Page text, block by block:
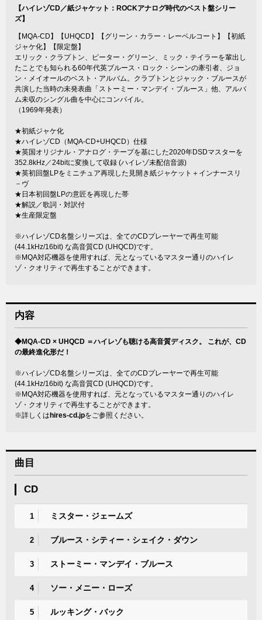
【ハイレゾCD／紙ジャケット：ROCKアナログ時代のベスト盤シリー
ズ】
【MQA-CD】【UHQCD】【グリーン・カラー・レーベルコート】【初紙
ジャケ化】【限定盤】
エリック・クラプトン、ピーター・グリーン、ミック・テイラーを輩出し
たことでも知られる60年代英ブルース・ロック・シーンの牽引者、ジョ
ン・メイオールのベスト・アルバム。クラプトンとジャック・ブルースが
共演した当時の未発表曲「ストーミー・マンデイ・ブルース」他、アルバ
ム未収のシングル曲を中心にコンパイル。
（1969年発表）
★初紙ジャケ化
★ハイレゾCD（MQA-CD+UHQCD）仕様
★英国オリジナル・アナログ・テープを基にした2020年DSDマスターを
352.8kHz／24bitに変換して収録 (ハイレゾ未配信音源)
★英初回盤LPをミニチュア再現した見開き紙ジャケット＋インナースリ
－ヴ
★日本初回盤LPの意匠を再現した帯
★解説／歌詞・対訳付
★生産限定盤
※ハイレゾCD名盤シリーズは、全てのCDプレーヤーで再生可能
(44.1kHz/16bit) な高音質CD (UHQCD)です。
※MQA対応機器を使用すれば、元となっているマスター通りのハイレ
ゾ・クオリティで再生することができます。
内容
◆MQA-CD × UHQCD ＝ハイレゾも聴ける高音質ディスク。 これが、CD
の最終進化形だ！
※ハイレゾCD名盤シリーズは、全てのCDプレーヤーで再生可能
(44.1kHz/16bit) な高音質CD (UHQCD)です。
※MQA対応機器を使用すれば、元となっているマスター通りのハイレ
ゾ・クオリティで再生することができます。
※詳しくは hires-cd.jpをご参照ください。
曲目
CD
1 ミスター・ジェームズ
2 ブルース・シティー・シェイク・ダウン
3 ストーミー・マンデイ・ブルース
4 ソー・メニー・ローズ
5 ルッキング・バック